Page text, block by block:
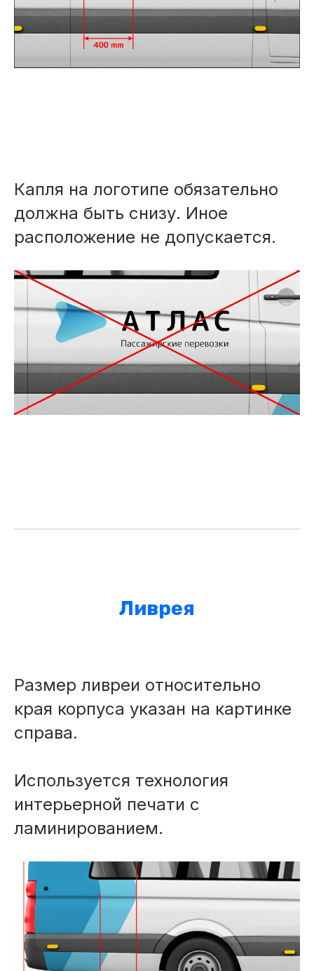
Капля на логотипе обязательно
должна быть снизу. Иное
расположение не допускается.
Ливрея
Размер ливреи относительно
края корпуса указан на картинке
справа.
Используется технология
интерьерной печати с
ламинированием.